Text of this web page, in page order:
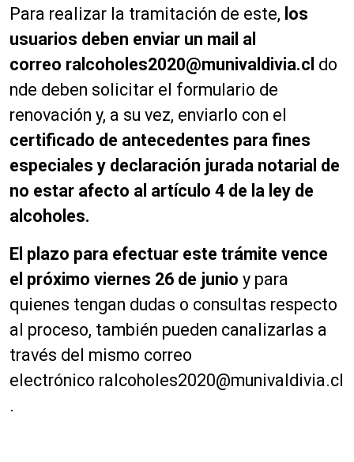
Para realizar la tramitación de este, los
usuarios deben enviar un mail al
correo ralcoholes2020@munivaldivia.cl do
nde deben solicitar el formulario de
renovación y, a su vez, enviarlo con el
certificado de antecedentes para fines
especiales y declaración jurada notarial de
no estar afecto al artículo 4 de la ley de
alcoholes.
El plazo para efectuar este trámite vence
el próximo viernes 26 de junio y para
quienes tengan dudas o consultas respecto
al proceso, también pueden canalizarlas a
través del mismo correo
electrónico ralcoholes2020@munivaldivia.cl
.